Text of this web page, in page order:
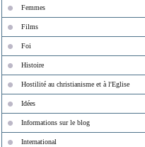
Femmes
Films
Foi
Histoire
Hostilité au christianisme et à l'Eglise
Idées
Informations sur le blog
International